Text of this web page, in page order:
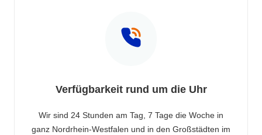
Verfügbarkeit rund um die Uhr
Wir sind 24 Stunden am Tag, 7 Tage die Woche in
ganz Nordrhein-Westfalen und in den Großstädten im